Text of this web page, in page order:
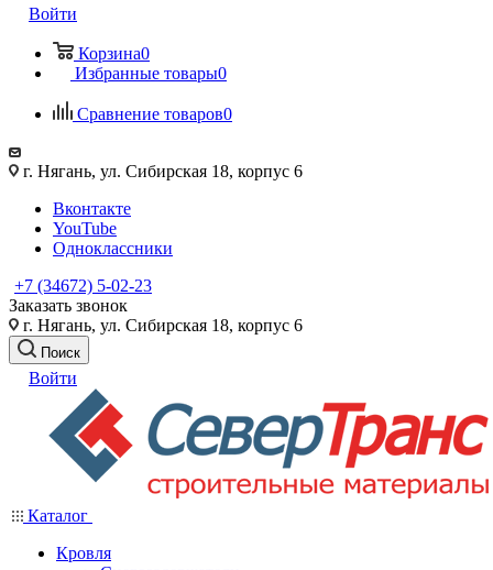
Войти
Корзина0
Избранные товары0
Сравнение товаров0
г. Нягань, ул. Сибирская 18, корпус 6
Вконтакте
YouTube
Одноклассники
+7 (34672) 5-02-23
Заказать звонок
г. Нягань, ул. Сибирская 18, корпус 6
Поиск
Войти
Каталог
Кровля